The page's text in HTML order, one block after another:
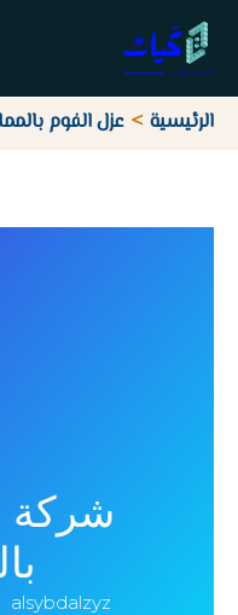
تخطي
المحتوى
الرئيسية
عزل الفوم
شركة
alsybdalzyz